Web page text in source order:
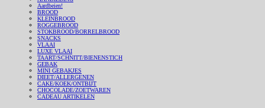
Aardbeien!
BROOD
KLEINBROOD
ROGGEBROOD
STOKBROOD/BORRELBROOD
SNACKS
VLAAI
LUXE VLAAI
TAART/SCHNITT/BIENENSTICH
GEBAK
MINI GEBAKJES
DIEET/ALLERGENEN
CAKE/KOEK/ONTBIJT
CHOCOLADE/ZOETWAREN
CADEAU ARTIKELEN